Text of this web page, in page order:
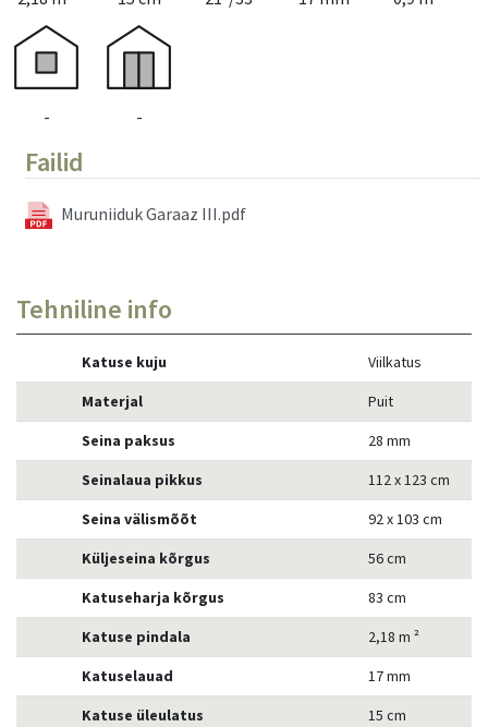
- -
Failid
Muruniiduk Garaaz III.pdf
Tehniline info
Katuse kuju
Viilkatus
Materjal
Puit
Seina paksus
28 mm
Seinalaua pikkus
112 x 123 cm
Seina välismõõt
92 x 103 cm
Küljeseina kõrgus
56 cm
Katuseharja kõrgus
83 cm
Katuse pindala
2,18 m ²
Katuselauad
17 mm
Katuse üleulatus
15 cm